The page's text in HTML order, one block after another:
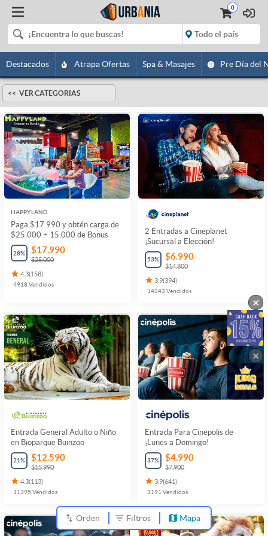
0
Destacados Atrapa Ofertas Spa & Masajes Pre Día del
VER CATEGORÍAS
HAPPYLAND
Paga $17.990 y obtén carga de
$25.000 + 15.000 de Bonus
28% $17.990
$25.000
4.3(158)
4918Vendidos
2 Entradas a Cineplanet
¡Sucursal a Elección!
53% $6.990
$14.800
3.9(394)
14243Vendidos
Entrada General Adulto o Niño
en Bioparque Buinzoo
21% $12.590
$15.990
4.3(113)
11395 Vendidos
Entrada Para Cinepolis de
¡Lunes a Domingo!
37% $4.990
$7.900
3.9(641)
3191 Vendidos
Orden Filtros Mapa
×
×